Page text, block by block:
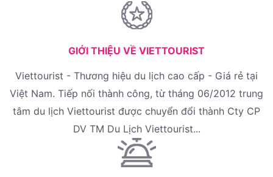
GIỚI THIỆU VỀ VIETTOURIST
Viettourist - Thương hiệu du lịch cao cấp - Giá rẻ tại
Việt Nam. Tiếp nối thành công, từ tháng 06/2012 trung
tâm du lịch Viettourist được chuyển đổi thành Cty CP
DV TM Du Lịch Viettourist...